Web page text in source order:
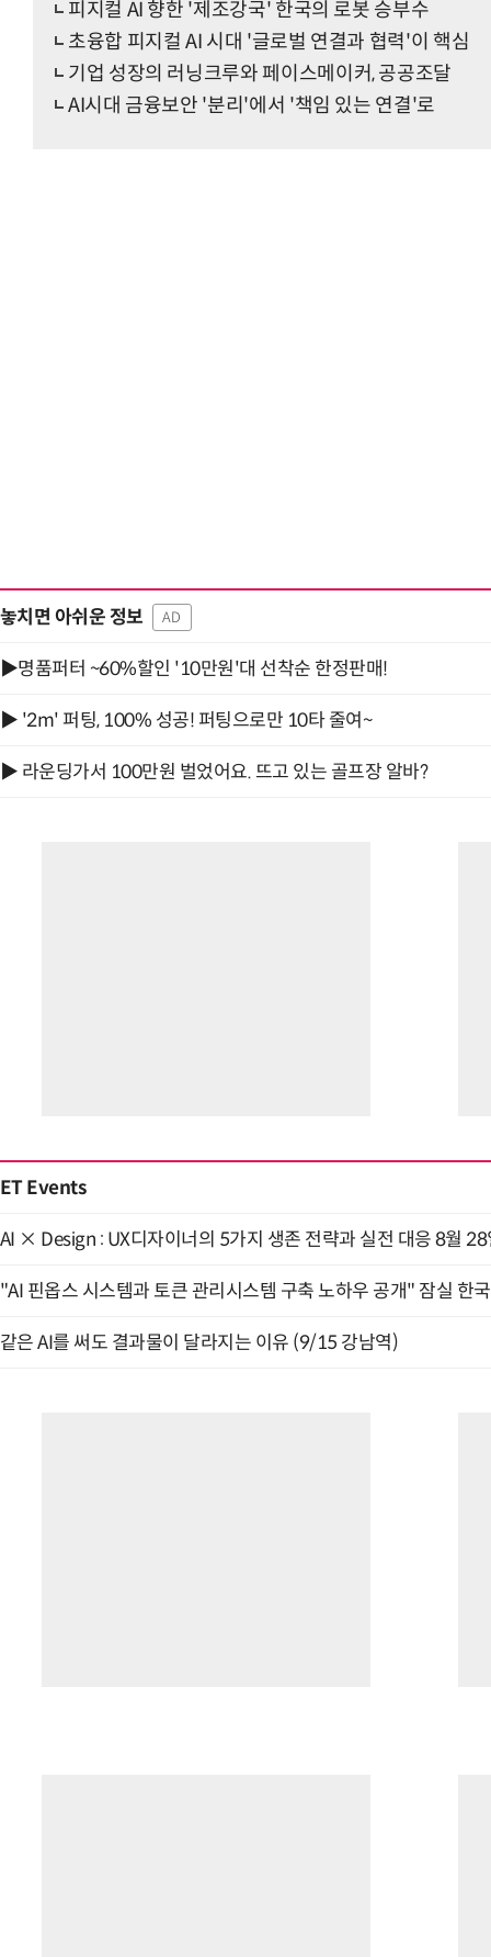
피지컬 AI 향한 '제조강국' 한국의 로봇 승부수
초융합 피지컬 AI 시대 '글로벌 연결과 협력'이 핵심
기업 성장의 러닝크루와 페이스메이커, 공공조달
AI시대 금융보안 '분리'에서 '책임 있는 연결'로
놓치면 아쉬운 정보 AD
▶명품퍼터 ~60%할인 '10만원'대 선착순 한정판매!
▶ '2m' 퍼팅, 100% 성공! 퍼팅으로만 10타 줄여~
▶ 라운딩가서 100만원 벌었어요. 뜨고 있는 골프장 알바?
ET Events
AI × Design : UX디자이너의 5가지 생존 전략과 실전 대응 8월
"AI 핀옵스 시스템과 토큰 관리시스템 구축 노하우 공개" 잠실 한
같은 AI를 써도 결과물이 달라지는 이유 (9/15 강남역)